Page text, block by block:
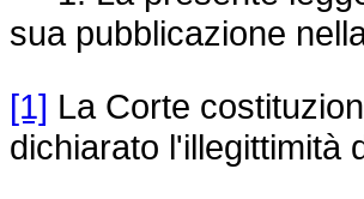
sua pubblicazione
[1] La Corte
dichiarato l'illegittimità